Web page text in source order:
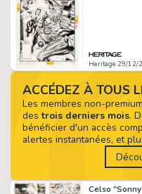
Heritage 29/12/
ACCÉDEZ À TOUS
Les membres non-
destrois derniers mois.
bénéficier d'un accès
alertes instantanées, et